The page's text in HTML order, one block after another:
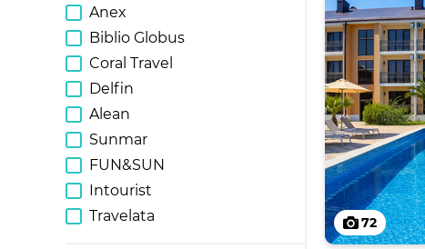
Anex
Biblio Globus
Coral Travel
Delfin
Alean
Sunmar
FUN&SUN
Intourist
Travelata
72